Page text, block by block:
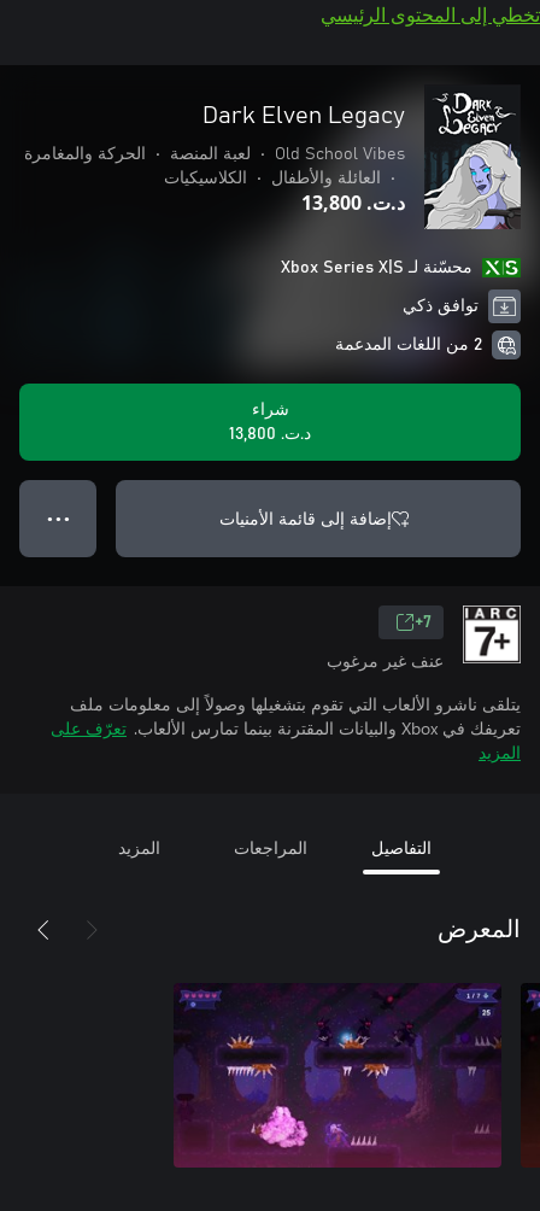
تخطي إلى المحتوى الرئيسي
Dark Elven Legacy
Old School Vibes
• لعبة المنصة •
الحركة والمغامرة
•
العائلة والأطفال • الكلاسيكيات
د.ت.‏ 13,800
محسّنة لـ Xbox Series X|S
توافق ذكي
2 من اللغات المدعمة
شراء
د.ت.‏ 13,800
إضافة إلى قائمة الأمنيات ● ● ●
7+
عنف غير مرغوب
يتلقى ناشرو الألعاب التي تقوم بتشغيلها وصولاً إلى معلومات ملف
تعريفك في Xbox والبيانات المقترنة بينما تمارس الألعاب.
تعرّف على
المزيد
التفاصيل المراجعات المزيد
المعرض